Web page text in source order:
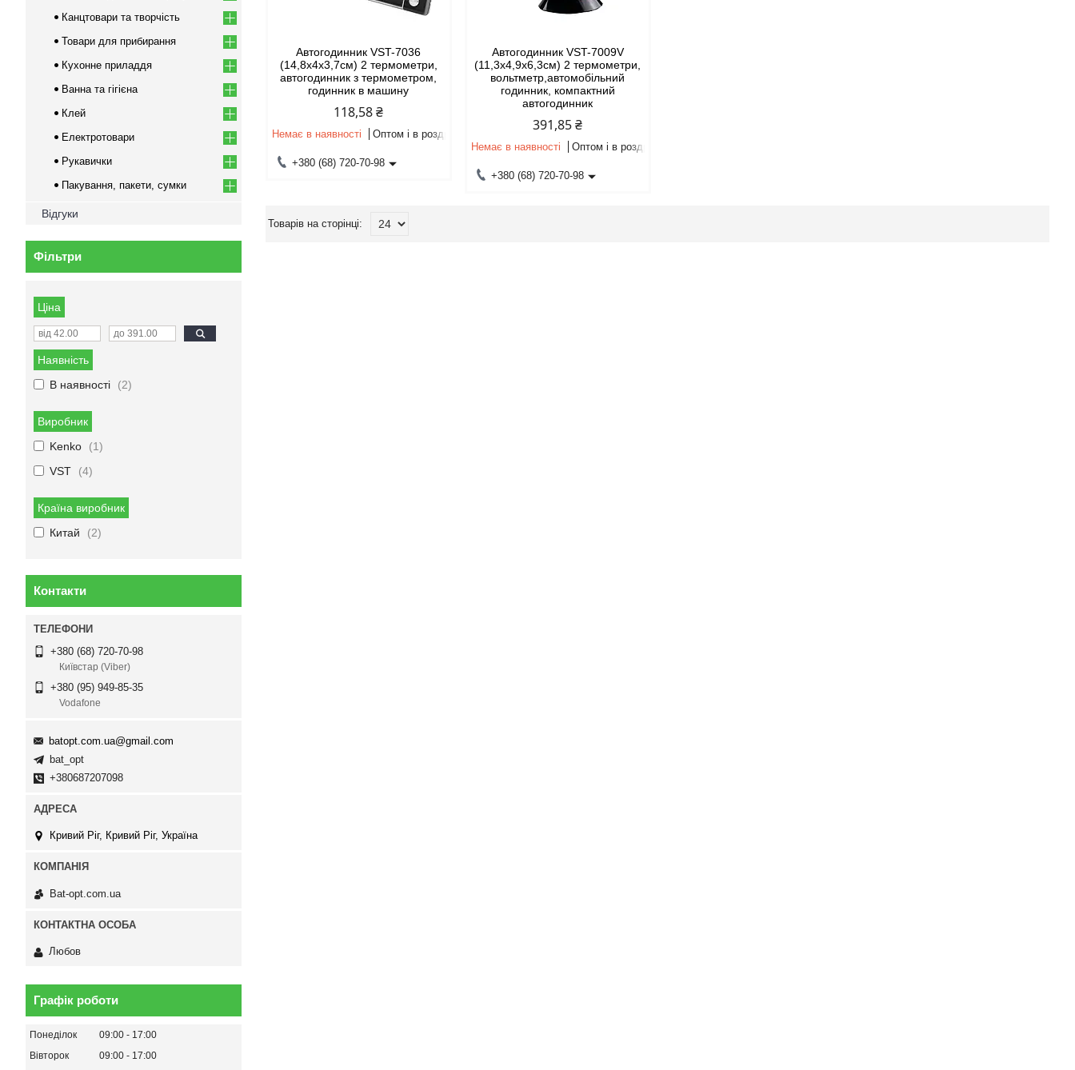
Автогодинник VST-7036
(14,8х4х3,7см) 2 термометри,
автогодинник з термометром,
годинник в машину
118,58 ₴
Немає в наявності Оптом і в роздріб
+380 (68) 720-70-98
Автогодинник VST-7009V
(11,3x4,9х6,3см) 2 термометри,
вольтметр,автомобільний
годинник, компактний
автогодинник
391,85 ₴
Немає в наявності Оптом і в роздріб
+380 (68) 720-70-98
Канцтовари та творчість
Товари для прибирання
Кухонне приладдя
Ванна та гігієна
Клей
Електротовари
Рукавички
Пакування, пакети, сумки
Відгуки
Фільтри
Ціна
Наявність
В наявності
2
Виробник
Kenko
1
VST
4
Країна виробник
Китай
2
Контакти
+380 (68) 720-70-98
Київстар (Viber)
+380 (95) 949-85-35
Vodafone
batopt.com.ua@gmail.com
bat_opt
+380687207098
Кривий Ріг, Кривий Ріг, Україна
Bat-opt.com.ua
Любов
Графік роботи
Понеділок 09:00
17:00
Вівторок
09:00
17:00